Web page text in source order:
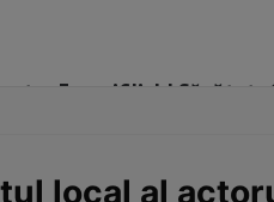
FemeiClick! Sănătate
local al